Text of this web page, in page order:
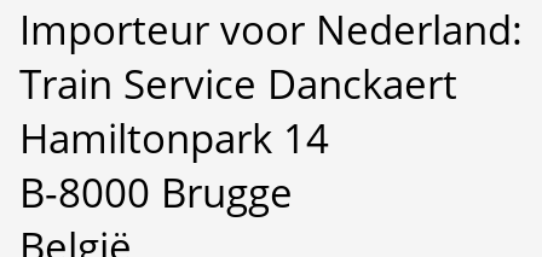
Importeur voor Nederland:
Train Service Danckaert
Hamiltonpark 14
B-8000 Brugge